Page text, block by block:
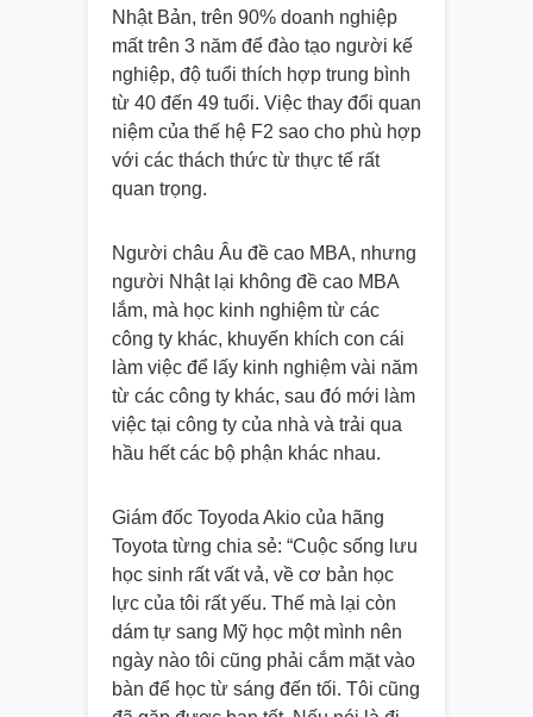
Nhật Bản, trên 90% doanh nghiệp
mất trên 3 năm để đào tạo người kế
nghiệp, độ tuổi thích hợp trung bình
từ 40 đến 49 tuổi. Việc thay đổi quan
niệm của thế hệ F2 sao cho phù hợp
với các thách thức từ thực tế rất
quan trọng.
Người châu Âu đề cao MBA, nhưng
người Nhật lại không đề cao MBA
lắm, mà học kinh nghiệm từ các
công ty khác, khuyến khích con cái
làm việc để lấy kinh nghiệm vài năm
từ các công ty khác, sau đó mới làm
việc tại công ty của nhà và trải qua
hầu hết các bộ phận khác nhau.
Giám đốc Toyoda Akio của hãng
Toyota từng chia sẻ: “Cuộc sống lưu
học sinh rất vất vả, về cơ bản học
lực của tôi rất yếu. Thế mà lại còn
dám tự sang Mỹ học một mình nên
ngày nào tôi cũng phải cắm mặt vào
bàn để học từ sáng đến tối. Tôi cũng